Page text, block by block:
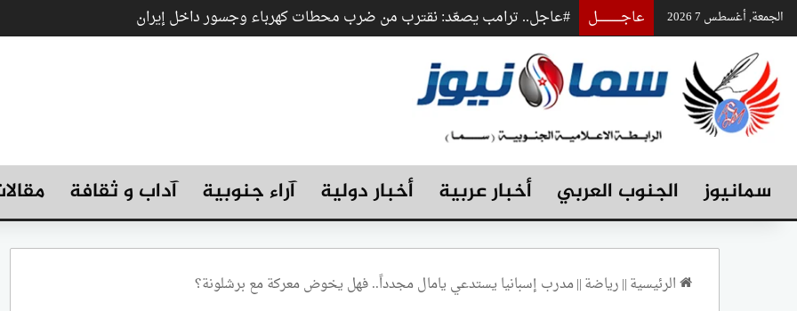
الجمعة, أغسطس 7 2026 عاجـــــــــــــل #عاجل.. ترامب يصعّد: نقترب من ضرب محطات كهرباء وجسور داخل إيران
سمانيوز الجنوب العربي أخبار عربية أخبار دولية آراء جنوبية آداب و ثقافة
الرئيسية||رياضة||مدرب إسبانيا يستدعي يامال مجدداً.. فهل يخوض معركة مع برشلونة؟